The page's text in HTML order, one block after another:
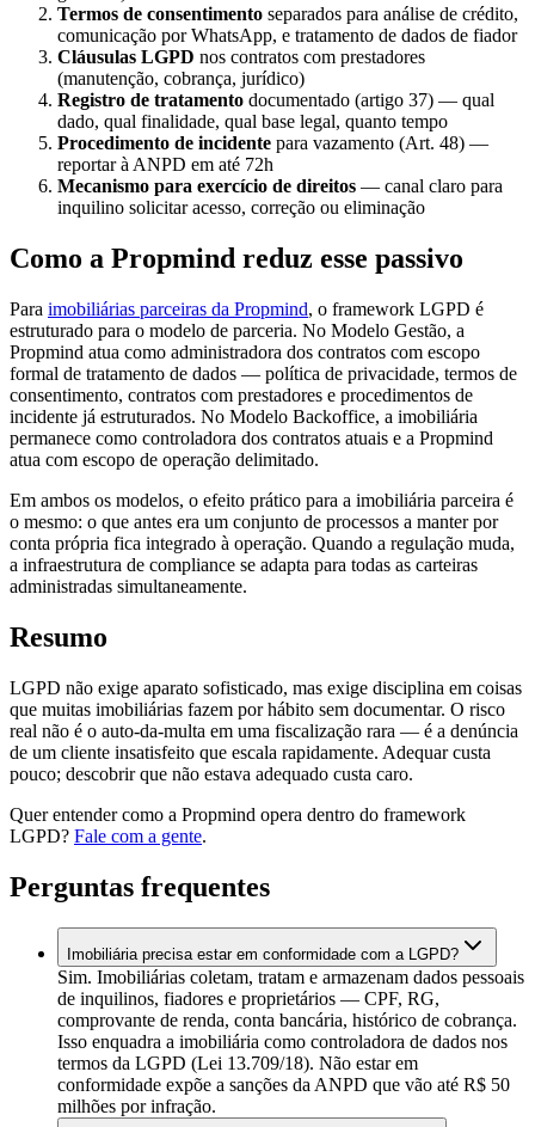
Termos de consentimento separados para análise de crédito,
comunicação por WhatsApp, e tratamento de dados de fiador
Cláusulas LGPD nos contratos com prestadores
(manutenção, cobrança, jurídico)
Registro de tratamento documentado (artigo 37) — qual
dado, qual finalidade, qual base legal, quanto tempo
Procedimento de incidente para vazamento (Art. 48) —
reportar à ANPD em até 72h
Mecanismo para exercício de direitos — canal claro para
inquilino solicitar acesso, correção ou eliminação
Como a Propmind reduz esse passivo
Para imobiliárias parceiras da Propmind, o framework LGPD é
estruturado para o modelo de parceria. No Modelo Gestão, a
Propmind atua como administradora dos contratos com escopo
formal de tratamento de dados — política de privacidade, termos de
consentimento, contratos com prestadores e procedimentos de
incidente já estruturados. No Modelo Backoffice, a imobiliária
permanece como controladora dos contratos atuais e a Propmind
atua com escopo de operação delimitado.
Em ambos os modelos, o efeito prático para a imobiliária parceira é
o mesmo: o que antes era um conjunto de processos a manter por
conta própria fica integrado à operação. Quando a regulação muda,
a infraestrutura de compliance se adapta para todas as carteiras
administradas simultaneamente.
Resumo
LGPD não exige aparato sofisticado, mas exige disciplina em coisas
que muitas imobiliárias fazem por hábito sem documentar. O risco
real não é o auto-da-multa em uma fiscalização rara — é a denúncia
de um cliente insatisfeito que escala rapidamente. Adequar custa
pouco; descobrir que não estava adequado custa caro.
Quer entender como a Propmind opera dentro do framework
LGPD? Fale com a gente.
Perguntas frequentes
Imobiliária precisa estar em conformidade com a LGPD?
Sim. Imobiliárias coletam, tratam e armazenam dados pessoais
de inquilinos, fiadores e proprietários — CPF, RG,
comprovante de renda, conta bancária, histórico de cobrança.
Isso enquadra a imobiliária como controladora de dados nos
termos da LGPD (Lei 13.709/18). Não estar em
conformidade expõe a sanções da ANPD que vão até R$ 50
milhões por infração.